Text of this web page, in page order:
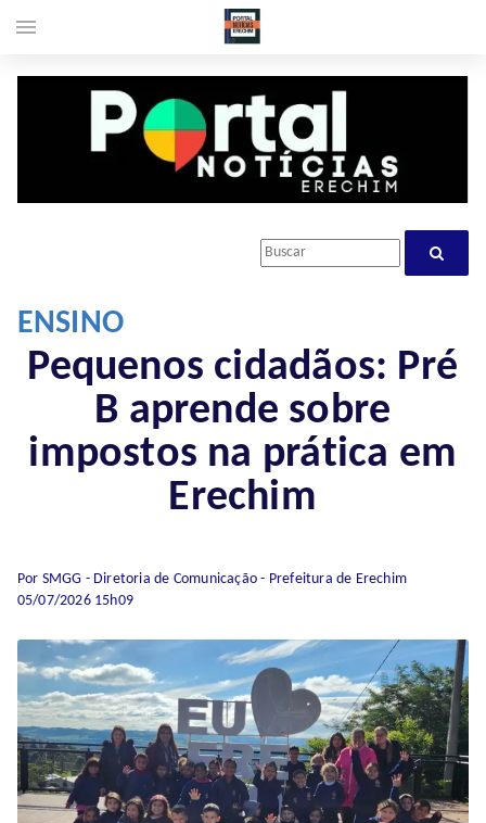
ENSINO
Pequenos cidadãos: Pré
B aprende sobre
impostos na prática em
Erechim
Por SMGG - Diretoria de Comunicação - Prefeitura de Erechim
05/07/2026 15h09
menu